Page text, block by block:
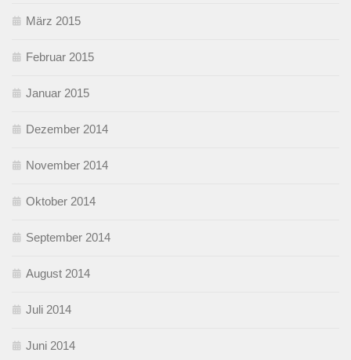
März 2015
Februar 2015
Januar 2015
Dezember 2014
November 2014
Oktober 2014
September 2014
August 2014
Juli 2014
Juni 2014